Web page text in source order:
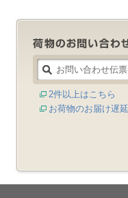
2件以上はこちら
お荷物のお届け遅